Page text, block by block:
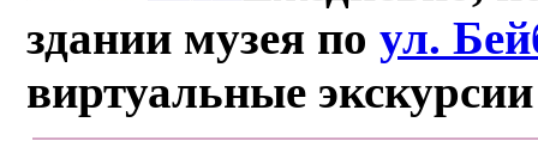
здании музея поул.
виртуальные